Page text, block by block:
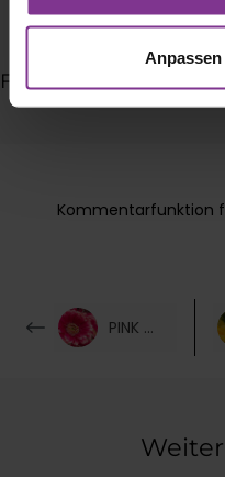
Ihr Verhalten in unserem
Deutschland), die diese
zuordnen kann, sie aber
Fabienne Lüdtke
Kommentarfunktion
PINK POWER